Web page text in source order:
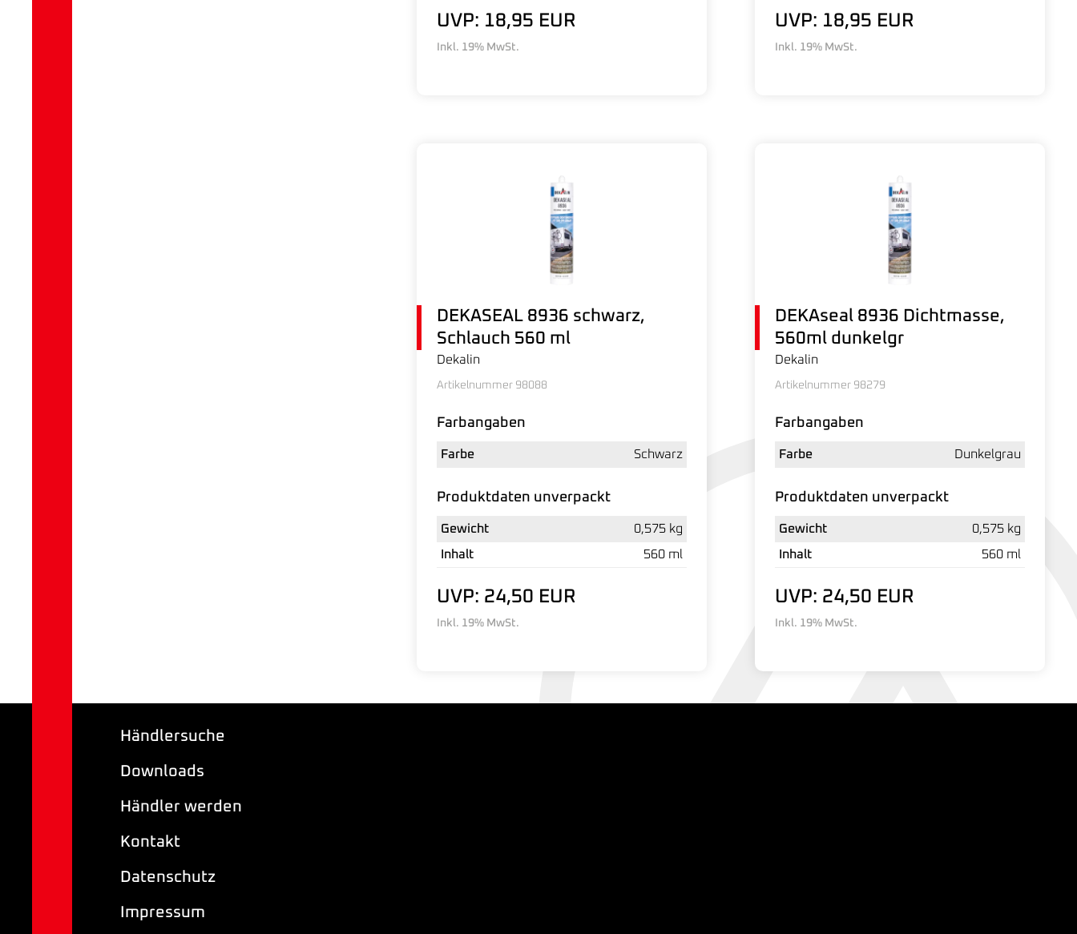
UVP: 18,95 EUR
Inkl. 19% MwSt.
UVP: 18,95 EUR
Inkl. 19% MwSt.
DEKASEAL 8936 schwarz,
Schlauch 560 ml
Dekalin
Artikelnummer 98088
Farbangaben
Farbe Schwarz
Produktdaten unverpackt
Gewicht
0,575 kg
Inhalt
560 ml
UVP: 24,50 EUR
Inkl. 19% MwSt.
DEKAseal 8936 Dichtmasse,
560ml dunkelgr
Dekalin
Artikelnummer 98279
Farbangaben
Farbe Dunkelgrau
Produktdaten unverpackt
Gewicht
0,575 kg
Inhalt
560 ml
UVP: 24,50 EUR
Inkl. 19% MwSt.
Händlersuche
Downloads
Händler werden
Kontakt
Datenschutz
Impressum